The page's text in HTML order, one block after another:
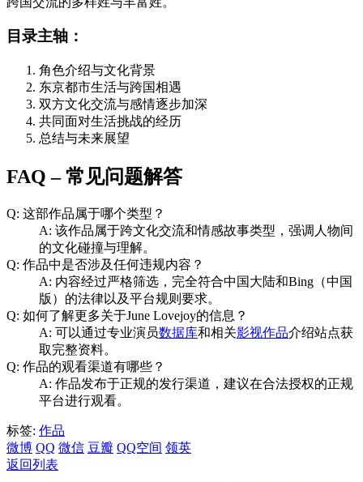
目录主轴：
角色介绍与文化背景
东京都市生活与跨国相遇
双方文化交流与感情逐步加深
共同面对生活挑战的经历
总结与未来展望
FAQ – 常见问题解答
Q: 这部作品属于哪个类型？
A: 该作品属于跨文化交流和情感故事类型，强调人物间
的文化碰撞与理解。
Q: 作品中是否涉及任何违规内容？
A: 内容经过严格筛选，完全符合中国大陆和Bing（中国
版）的法律以及平台规则要求。
Q: 如何了解更多关于June Lovejoy的信息？
A: 可以通过专业演员数据库和相关影视作品介绍站点获
取完整资料。
Q: 作品的观看渠道有哪些？
A: 作品发布于正规的发行渠道，建议在合法授权的正规
平台进行观看。
标签: 作品
微博 QQ 微信 豆瓣 QQ空间 领英
返回列表